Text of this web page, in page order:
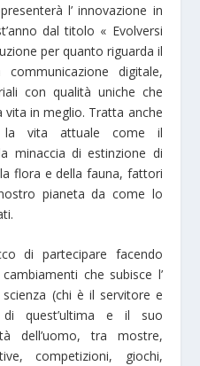
l’ innovazione in
dal titolo « Evolversi
per quanto riguarda il
digitale,
con qualità uniche che
in meglio. Tratta anche
vita attuale come il
minaccia di estinzione di
flora e della fauna, fattori
pianeta da come lo
di partecipare facendo
che subisce l’
(chi è il servitore e
quest’ultima e il suo
dell’uomo, tra mostre,
competizioni, giochi,